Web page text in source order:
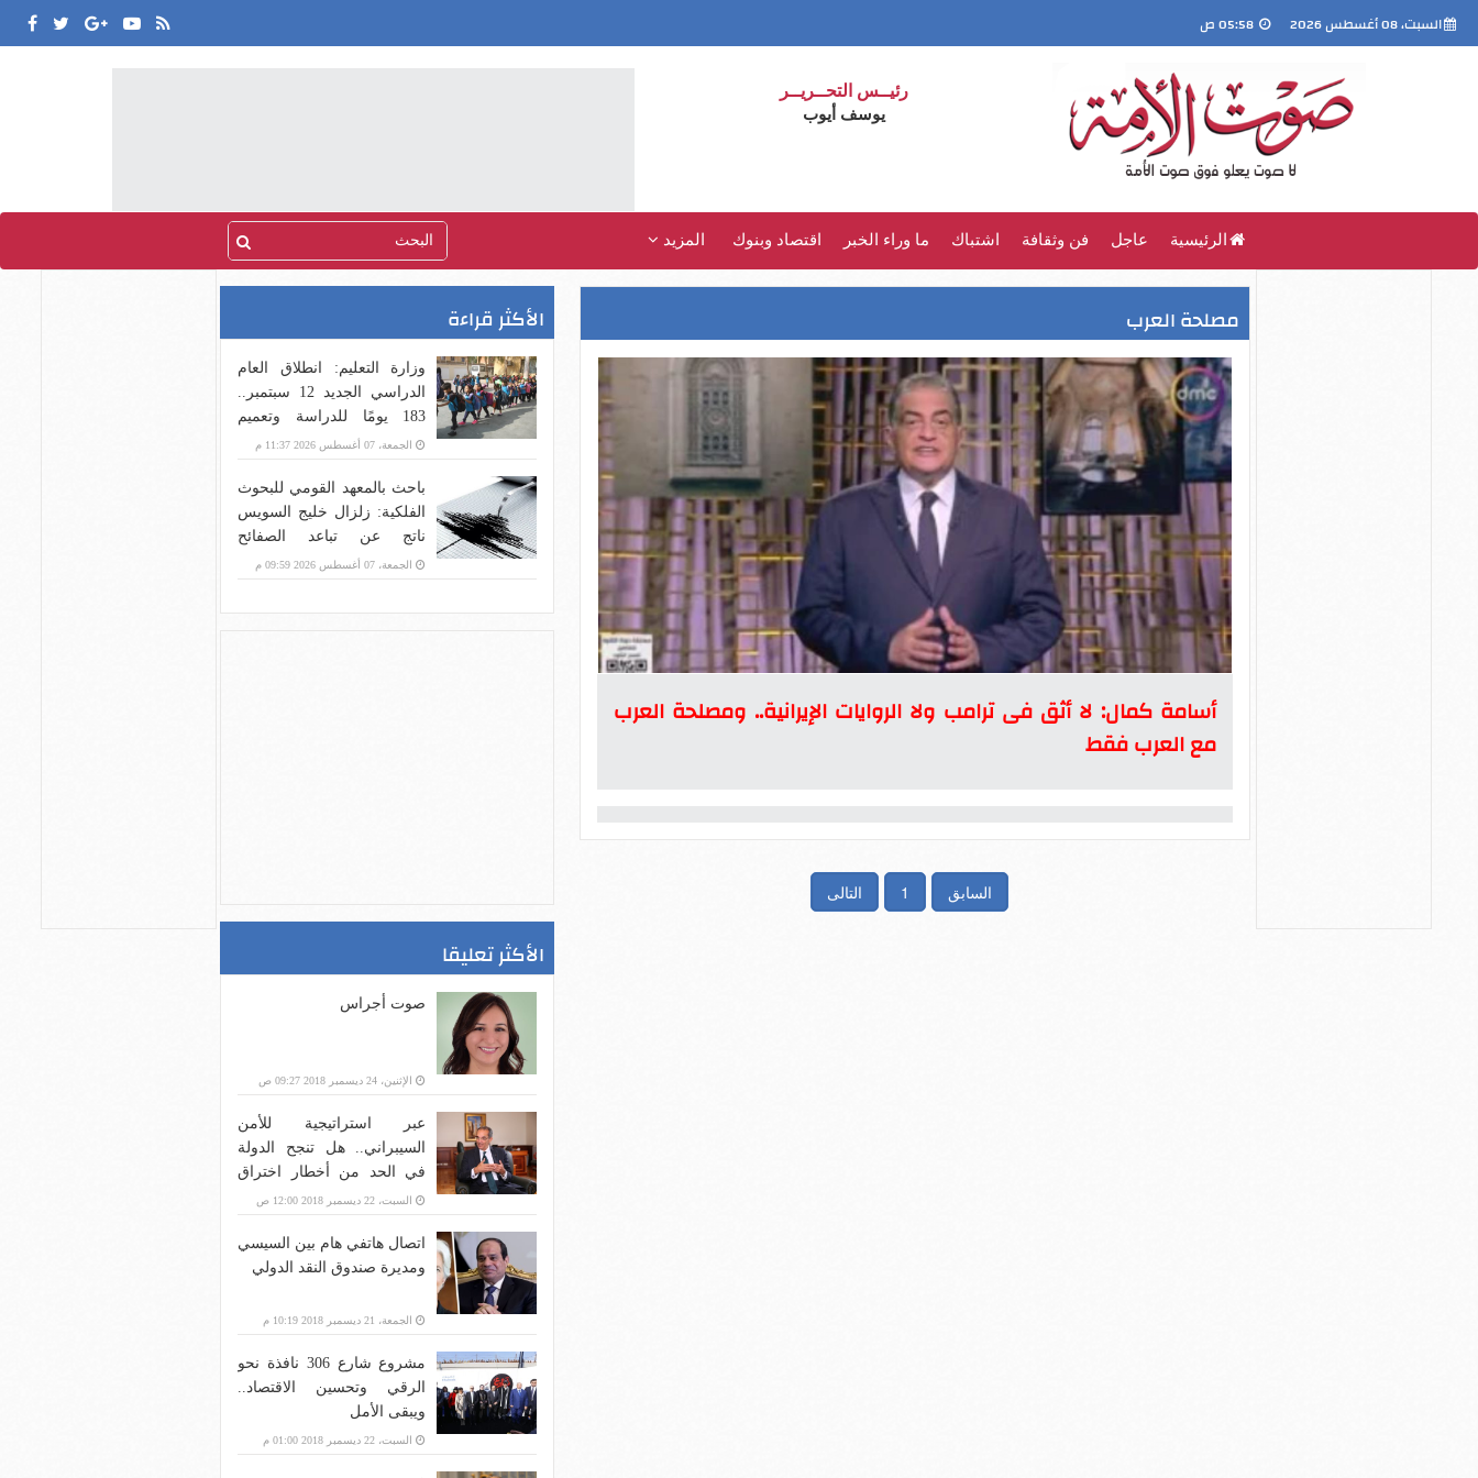
السبت، 08 أغسطس 2026
رئيــس التحــريــر
يوسف أيوب
الرئيسية عاجل فن وثقافة اشتباك ما وراء الخبر اقتصاد وبنوك المزيد
مصلحة العرب
أسامة كمال: لا أثق فى ترامب ولا الروايات الإيرانية.. ومصلحة العرب
مع العرب فقط
السابق 1 التالى
الأكثر قراءة
وزارة التعليم: انطلاق العام
الدراسي الجديد 12 سبتمبر..
183 يومًا للدراسة وتعميم
«التابلت» لطلاب التعليم الفني
الجمعة، 07 أغسطس 2026 11:37 م
باحث بالمعهد القومي للبحوث
الفلكية: زلزال خليج السويس
ناتج عن تباعد الصفائح
التكتونية
الجمعة، 07 أغسطس 2026 09:59 م
الأكثر تعليقا
صوت أجراس
الإثنين، 24 ديسمبر 2018 09:27 ص
عبر استراتيجية للأمن
السيبراني.. هل تنجح الدولة
في الحد من أخطار اختراق
بنية الاتصالات؟
السبت، 22 ديسمبر 2018 12:00 ص
اتصال هاتفي هام بين السيسي
ومديرة صندوق النقد الدولي
الجمعة، 21 ديسمبر 2018 10:19 م
مشروع شارع 306 نافذة نحو
الرقي وتحسين الاقتصاد..
ويبقى الأمل
السبت، 22 ديسمبر 2018 01:00 م